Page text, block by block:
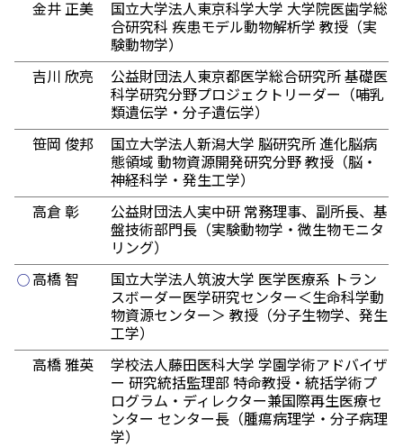
金井 正美
国立大学法人東京科学大学 大学院医歯学総
合研究科 疾患モデル動物解析学 教授（実
験動物学）
吉川 欣亮
公益財団法人東京都医学総合研究所 基礎医
科学研究分野プロジェクトリーダー（哺乳
類遺伝学・分子遺伝学）
笹岡 俊邦
国立大学法人新潟大学 脳研究所 進化脳病
態領域 動物資源開発研究分野 教授（脳・
神経科学・発生工学）
高倉 彰
公益財団法人実中研 常務理事、副所長、基
盤技術部門長（実験動物学・微生物モニタ
リング）
◯ 高橋 智
国立大学法人筑波大学 医学医療系 トラン
スボーダー医学研究センター＜生命科学動
物資源センター＞ 教授（分子生物学、発生
工学）
高橋 雅英
学校法人藤田医科大学 学園学術アドバイザ
ー 研究統括監理部 特命教授・統括学術プ
ログラム・ディレクター兼国際再生医療セ
ンター センター長（腫瘍病理学・分子病理
学）